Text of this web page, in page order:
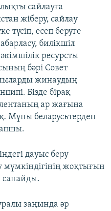
сайлауға
жіберу, сайлау
түсіп, есеп беруге
билікшіл
ресурсты
бәрі Совет
жинаудың
Бізде бірақ
ар жағына
Мұны беларусьтерден
дауыс беру
жоқтығын
санайды.
заңында әр